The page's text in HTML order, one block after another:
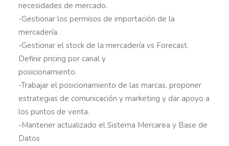
necesidades de mercado.
-Gestionar los permisos de importación de la
mercadería.
-Gestionar el stock de la mercadería vs Forecast.
Definir pricing por canal y
posicionamiento.
-Trabajar el posicionamiento de las marcas, proponer
estrategias de comunicación y marketing y dar apoyo a
los puntos de venta.
-Mantener actualizado el Sistema Mercarea y Base de
Datos